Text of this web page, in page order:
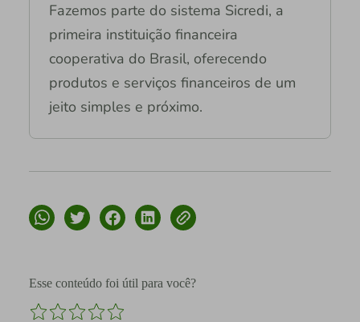
Fazemos parte do sistema Sicredi, a
primeira instituição financeira
cooperativa do Brasil, oferecendo
produtos e serviços financeiros de um
jeito simples e próximo.
Esse conteúdo foi útil para você?